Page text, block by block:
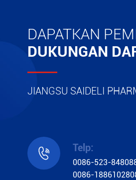
DAPATKAN
DUKUNGAN
JIANGSU SAIDELI
 Telp:
0086-523-
0086-